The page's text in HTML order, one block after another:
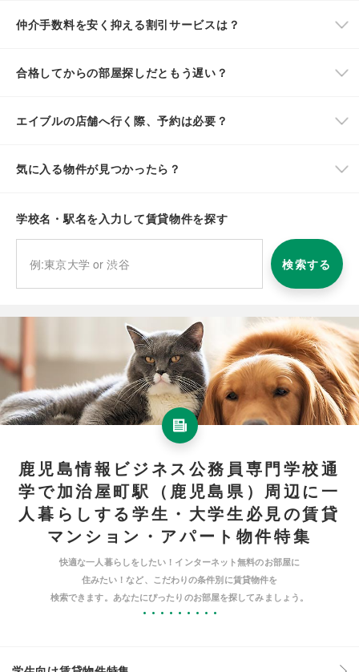
仲介手数料を安く抑える割引サービスは？
合格してからの部屋探しだともう遅い？
エイブルの店舗へ行く際、予約は必要？
気に入る物件が見つかったら？
学校名・駅名を入力して賃貸物件を探す
検索する
鹿児島情報ビジネス公務員専門学校通
学で加治屋町駅（鹿児島県）周辺に一
人暮らしする学生・大学生必見の賃貸
マンション・アパート物件特集
快適な一人暮らしをしたい！インターネット無料のお部屋に
住みたい！など、こだわりの条件別に賃貸物件を
検索できます。あなたにぴったりのお部屋を探してみましょう。